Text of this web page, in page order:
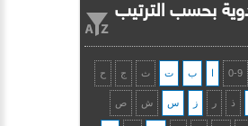
بحسب الترتيب
0-9 ا ب ت ث ج ح
ذ ر ز س ش ص